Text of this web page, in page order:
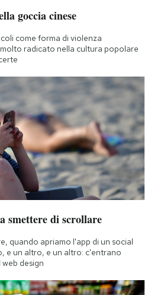
goccia cinese
come forma di violenza
radicato nella cultura popolare
smettere di scrollare
quando apriamo l'app di un social
e un altro, e un altro: c'entrano
design